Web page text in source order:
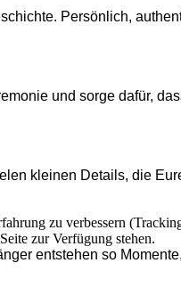
Persönlich,
und sorge dafür,
kleinen Details, die
entstehen so
zu verbessern
zur Verfügung stehen.